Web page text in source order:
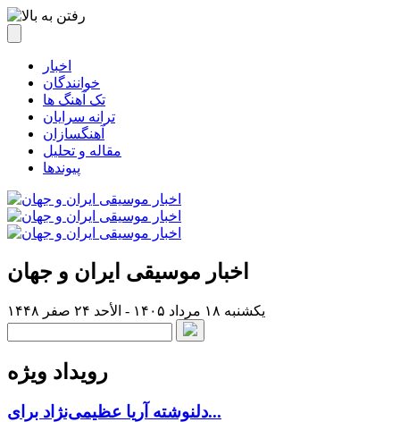
اخبار
خوانندگان
تک آهنگ ها
ترانه سرایان
آهنگسازان
مقاله و تحلیل
پیوندها
اخبار موسیقی ایران و جهان
یکشنبه ۱۸ مرداد ۱۴۰۵ - الأحد ۲۴ صفر ۱۴۴۸
رویداد ویژه
دلنوشته آریا عظیمی‌نژاد برای...